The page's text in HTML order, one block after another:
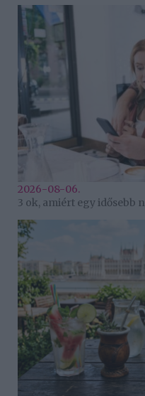
2026-08-06.
3 ok, amiért egy idősebb